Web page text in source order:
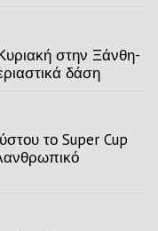
στην Ξάνθη-
δάση
το Super Cup